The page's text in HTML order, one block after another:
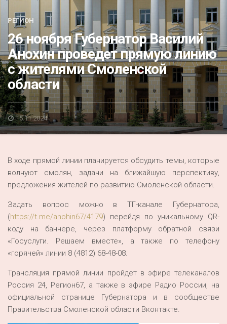
Люди родного края
Акция
К 70-летию районного Дома культуры
Конкурс
Люди родного края
Национальные проекты
Память
Перепись — 2020
РЕГИОН
26 ноября Губернатор Василий
Анохин проведет прямую линию
с жителями Смоленской
области
15.11.2024
В ходе прямой линии планируется обсудить темы, которые
волнуют смолян, задачи на ближайшую перспективу,
предложения жителей по развитию Смоленской области.
Задать вопрос можно в ТГ-канале Губернатора,
(https://t.me/anohin67/4179) перейдя по уникальному QR-
коду на баннере, через платформу обратной связи
«Госуслуги. Решаем вместе», а также по телефону
«горячей» линии 8 (4812) 68-48-08.
Трансляция прямой линии пройдет в эфире телеканалов
Россия 24, Регион67, а также в эфире Радио России, на
официальной странице Губернатора и в сообществе
Правительства Смоленской области Вконтакте.